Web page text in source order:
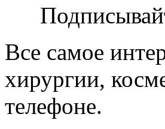
Все самое
хирургии,
телефоне.